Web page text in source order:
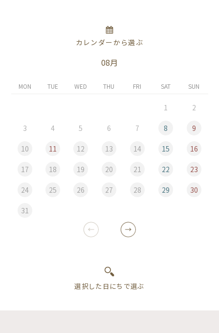
カレンダーから選ぶ
08月
MON TUE WED THU FRI SAT SUN
1 2
3 4 5 6 7 8 9
10 11 12 13 14 15 16
17 18 19 20 21 22 23
24 25 26 27 28 29 30
31